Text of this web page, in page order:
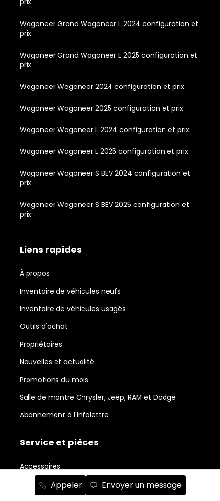
Appeler Envoyer un message
Wagoneer Grand Wagoneer L 2024 configuration et
prix
Wagoneer Grand Wagoneer L 2025 configuration et
prix
Wagoneer Wagoneer 2024 configuration et prix
Wagoneer Wagoneer 2025 configuration et prix
Wagoneer Wagoneer L 2024 configuration et prix
Wagoneer Wagoneer L 2025 configuration et prix
Wagoneer Wagoneer S BEV 2024 configuration et
prix
Wagoneer Wagoneer S BEV 2025 configuration et
prix
Liens rapides
À propos
Inventaire de véhicules neufs
Inventaire de véhicules usagés
Outils d'achat
Propriétaires
Nouvelles et actualité
Promotions du mois
Salle de montre Chrysler, Jeep, RAM et Dodge
Abonnement à l'infolettre
Service et pièces
Accessoires
Avis légal sur la réparabilité